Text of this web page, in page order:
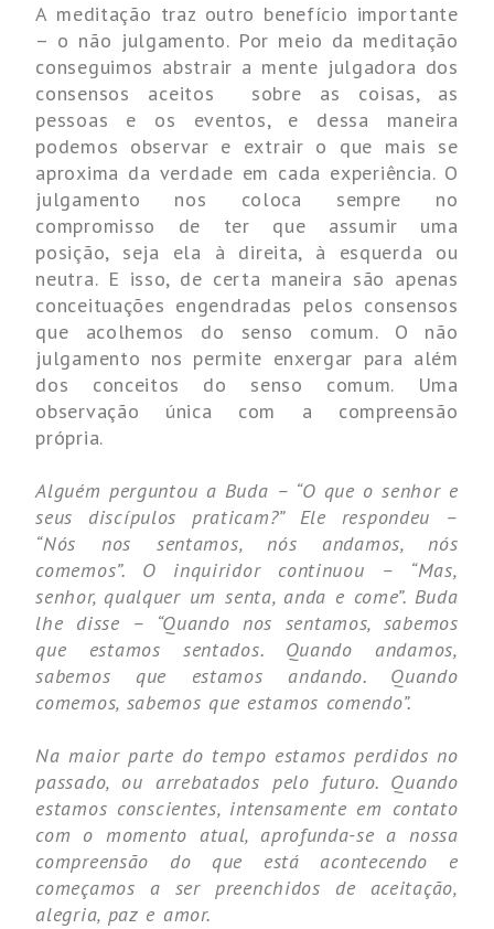
A meditação traz outro benefício importante
– o não julgamento. Por meio da meditação
conseguimos abstrair a mente julgadora dos
consensos aceitos sobre as coisas, as
pessoas e os eventos, e dessa maneira
podemos observar e extrair o que mais se
aproxima da verdade em cada experiência. O
julgamento nos coloca sempre no
compromisso de ter que assumir uma
posição, seja ela à direita, à esquerda ou
neutra. E isso, de certa maneira são apenas
conceituações engendradas pelos consensos
que acolhemos do senso comum. O não
julgamento nos permite enxergar para além
dos conceitos do senso comum. Uma
observação única com a compreensão
própria.
Alguém perguntou a Buda – “O que o senhor e
seus discípulos praticam?” Ele respondeu –
“Nós nos sentamos, nós andamos, nós
comemos”. O inquiridor continuou – “Mas,
senhor, qualquer um senta, anda e come”. Buda
lhe disse – “Quando nos sentamos, sabemos
que estamos sentados. Quando andamos,
sabemos que estamos andando. Quando
comemos, sabemos que estamos comendo”.
Na maior parte do tempo estamos perdidos no
passado, ou arrebatados pelo futuro. Quando
estamos conscientes, intensamente em contato
com o momento atual, aprofunda-se a nossa
compreensão do que está acontecendo e
começamos a ser preenchidos de aceitação,
alegria, paz e amor.